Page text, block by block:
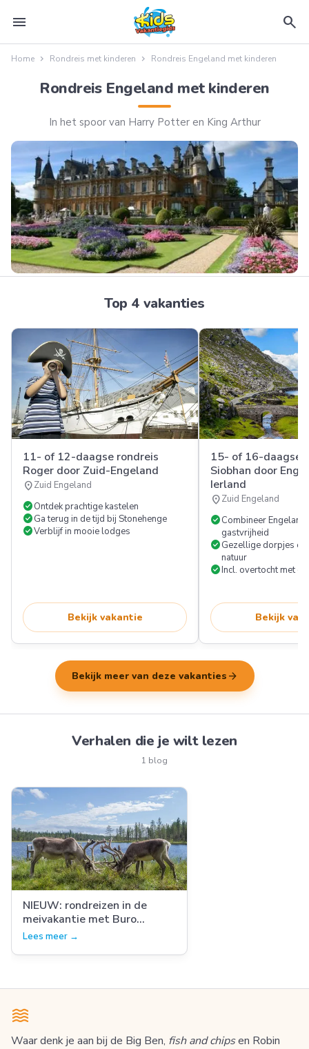
menu search
Home Rondreis met kinderen Rondreis Engeland met kinderen
Rondreis Engeland met kinderen
In het spoor van Harry Potter en King Arthur
Top 4 vakanties
11- of 12-daagse rondreis
Roger door Zuid-Engeland
location_onZuid Engeland
check_circleOntdek prachtige kastelen
check_circleGa terug in de tijd bij Stonehenge
check_circleVerblijf in mooie lodges
Bekijk vakantie
15- of 16-daagse
Siobhan door
Ierland
location_onZuid Engeland
check_circleCombineer Engeland
gastvrijheid
check_circleGezellige dorpjes
natuur
check_circleIncl. overtocht met
Bekijk
Bekijk meer van deze vakanties arrow_forward
Verhalen die je wilt lezen
1 blog
NIEUW: rondreizen in de
meivakantie met Buro
Scanbrit
Lees meer →
Waar denk je aan bij de Big Ben, fish and chipsen Robin